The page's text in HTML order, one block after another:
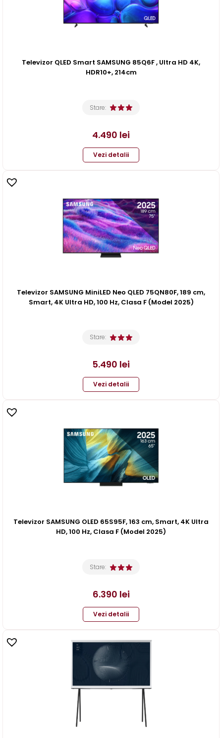
Televizor QLED Smart SAMSUNG 85Q6F , Ultra HD 4K,
HDR10+, 214cm
Stare:
4.490 lei
Vezi detalii
Televizor SAMSUNG MiniLED Neo QLED 75QN80F, 189 cm,
Smart, 4K Ultra HD, 100 Hz, Clasa F (Model 2025)
Stare:
5.490 lei
Vezi detalii
Televizor SAMSUNG OLED 65S95F, 163 cm, Smart, 4K Ultra
HD, 100 Hz, Clasa F (Model 2025)
Stare:
6.390 lei
Vezi detalii